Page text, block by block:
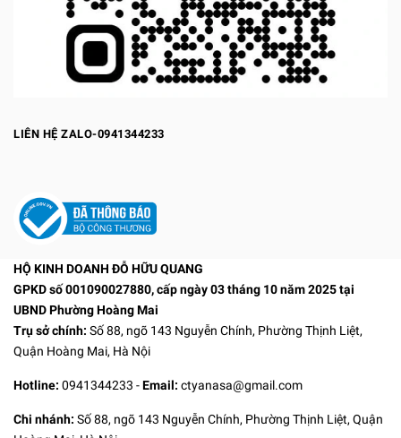
LIÊN HỆ ZALO-0941344233
HỘ KINH DOANH ĐỖ HỮU QUANG
GPKD số 001090027880, cấp ngày 03 tháng 10 năm 2025 tại
UBND Phường Hoàng Mai
Trụ sở chính: Số 88, ngõ 143 Nguyễn Chính, Phường Thịnh Liệt,
Quận Hoàng Mai, Hà Nội
Hotline: 0941344233 -Email: ctyanasa@gmail.com
Chi nhánh: Số 88, ngõ 143 Nguyễn Chính, Phường Thịnh Liệt, Quận